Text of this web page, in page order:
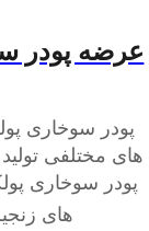
عرضه پودر سوخاری
های مختلفی
های